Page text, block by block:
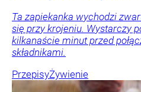
Ta zapiekanka wychodzi
się przy krojeniu. Wystarczy
kilkanaście minut przed
składnikami.
PrzepisyŻywienie